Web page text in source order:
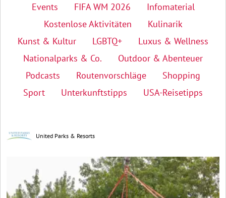
Events
FIFA WM 2026
Infomaterial
Kostenlose Aktivitäten
Kulinarik
Kunst & Kultur
LGBTQ+
Luxus & Wellness
Nationalparks & Co.
Outdoor & Abenteuer
Podcasts
Routenvorschläge
Shopping
Sport
Unterkunftstipps USA-Reisetipps
United Parks & Resorts